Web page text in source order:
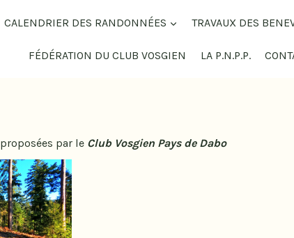
CALENDRIER DES RANDONNÉES TRAVAUX DES
FÉDÉRATION DU CLUB VOSGIEN LA P.N.P.P.
proposées par le Club Vosgien Pays de Dabo